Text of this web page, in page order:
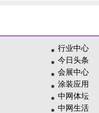
行业中心
今日头条
会展中心
涂装应用
中网体坛
中网生活